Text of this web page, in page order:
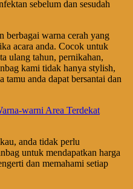
sebelum dan sesudah
berbagai warna cerah yang
acara anda. Cocok untuk
ulang tahun, pernikahan,
kami tidak hanya stylish,
tamu anda dapat bersantai dan
anda tidak perlu
untuk mendapatkan harga
dan memahami setiap